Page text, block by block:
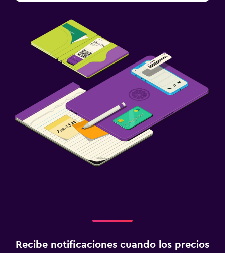
Recibe notificaciones cuando los precios